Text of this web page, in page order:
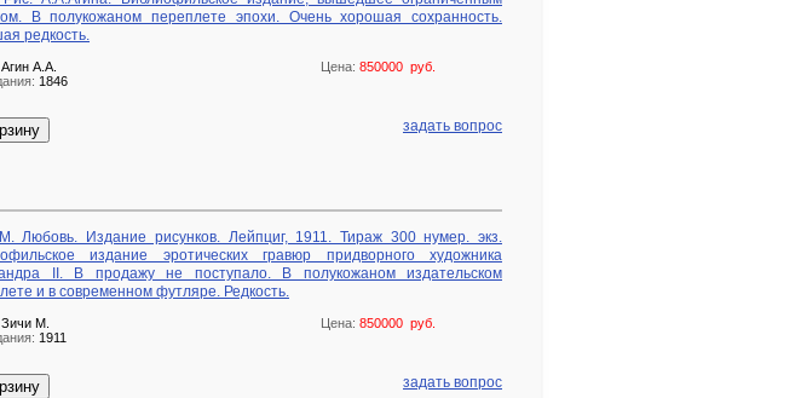
В полукожаном переплете эпохи. Очень хорошая сохранность.
редкость.
Цена: 850000 руб.
Агин А.А.
1846
задать вопрос
Любовь. Издание рисунков. Лейпциг, 1911. Тираж 300 нумер. экз.
издание эротических гравюр придворного художника
II. В продажу не поступало. В полукожаном издательском
и в современном футляре. Редкость.
Цена: 850000 руб.
Зичи М.
1911
задать вопрос